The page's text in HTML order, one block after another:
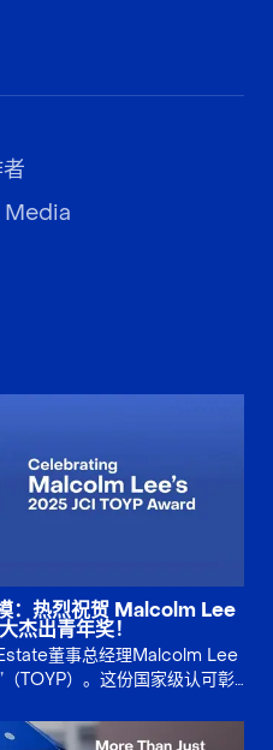
：热烈祝贺 Malcolm Lee
出青年奖！
董事总经理Malcolm Lee
TOYP）。这份国家级认可彰